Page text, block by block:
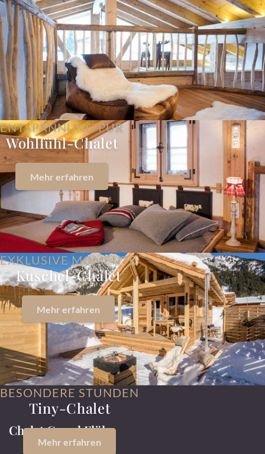
ENTSPANNUNG PUR
Wohlfühl-Chalet
Mehr erfahren
EXKLUSIVE MOMENTE
Kuschel-Chalet
Mehr erfahren
BESONDERE STUNDEN
Tiny-Chalet
Mehr erfahren
Chalet Grand Flüh